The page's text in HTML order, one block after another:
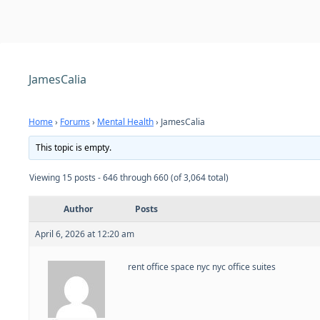
JamesCalia
Home› Forums › Mental Health› JamesCalia
This topic is empty.
Viewing 15 posts - 646 through 660 (of 3,064 total)
Author Posts
April 6, 2026 at 12:20 am
rent office space nyc nyc office suites